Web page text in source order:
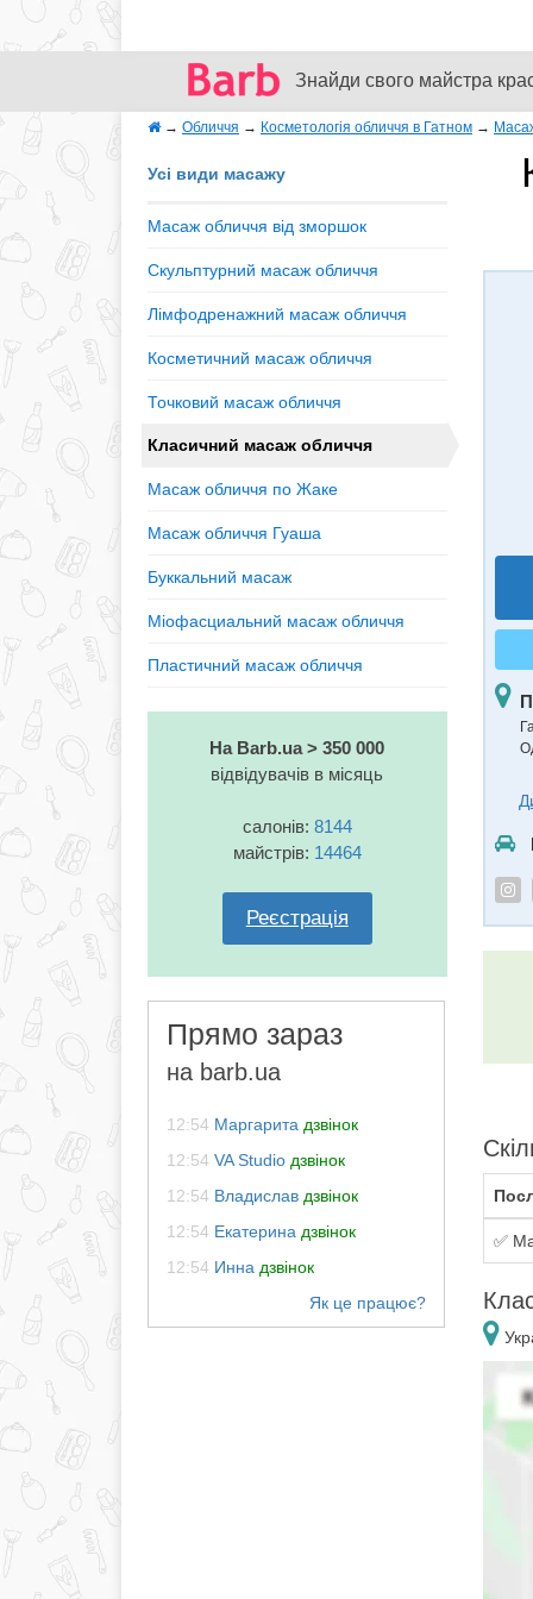
Знайди свого майстра
→ Обличчя → Косметологія обличчя в Гатном →
Усі види масажу
Масаж обличчя від зморшок
Скульптурний масаж обличчя
Лімфодренажний масаж обличчя
Косметичний масаж обличчя
Точковий масаж обличчя
Класичний масаж обличчя
Масаж обличчя по Жаке
Масаж обличчя Гуаша
Буккальний масаж
Міофасциальний масаж обличчя
Пластичний масаж обличчя
На Barb.ua > 350 000
відвідувачів в місяць
салонів: 8144
майстрів: 14464
Реєстрація
Прямо зараз
на barb.ua
12:54 Маргарита дзвінок
12:54 VA Studio дзвінок
12:54 Владислав дзвінок
12:54 Екатерина дзвінок
12:54 Инна дзвінок
✅